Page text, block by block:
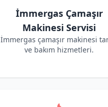
İmmergas Çamaşır
Makinesi Servisi
İmmergas çamaşır makinesi
ve bakım hizmetleri.